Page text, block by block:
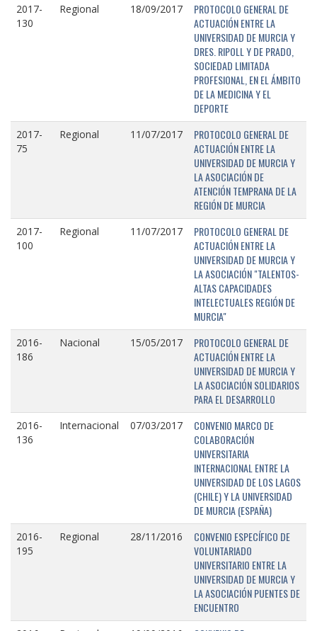
2017-
130
Regional 18/09/2017
PROTOCOLO GENERAL DE
ACTUACIÓN ENTRE LA
UNIVERSIDAD DE MURCIA Y
DRES. RIPOLL Y DE PRADO,
SOCIEDAD LIMITADA
PROFESIONAL, EN EL ÁMBITO
DE LA MEDICINA Y EL
DEPORTE
2017-
75
Regional 11/07/2017
PROTOCOLO GENERAL DE
ACTUACIÓN ENTRE LA
UNIVERSIDAD DE MURCIA Y
LA ASOCIACIÓN DE
ATENCIÓN TEMPRANA DE LA
REGIÓN DE MURCIA
2017-
100
Regional 11/07/2017
PROTOCOLO GENERAL DE
ACTUACIÓN ENTRE LA
UNIVERSIDAD DE MURCIA Y
LA ASOCIACIÓN "TALENTOS-
ALTAS CAPACIDADES
INTELECTUALES REGIÓN DE
MURCIA"
2016-
186
Nacional 15/05/2017
PROTOCOLO GENERAL DE
ACTUACIÓN ENTRE LA
UNIVERSIDAD DE MURCIA Y
LA ASOCIACIÓN SOLIDARIOS
PARA EL DESARROLLO
2016-
136
Internacional 07/03/2017
CONVENIO MARCO DE
COLABORACIÓN
UNIVERSITARIA
INTERNACIONAL ENTRE LA
UNIVERSIDAD DE LOS LAGOS
(CHILE) Y LA UNIVERSIDAD
DE MURCIA (ESPAÑA)
2016-
195
Regional 28/11/2016
CONVENIO ESPECÍFICO DE
VOLUNTARIADO
UNIVERSITARIO ENTRE LA
UNIVERSIDAD DE MURCIA Y
LA ASOCIACIÓN PUENTES DE
ENCUENTRO